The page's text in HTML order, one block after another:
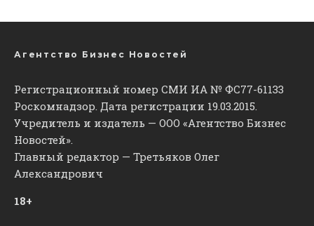
Агентство Бизнес Новостей
Регистрационный номер СМИ ИА № ФС77-61133
Роскомнадзор. Дата регистрации 19.03.2015.
Учредитель и издатель — ООО «Агентство Бизнес
Новостей».
Главный редактор — Третьяков Олег
Александрович
18+